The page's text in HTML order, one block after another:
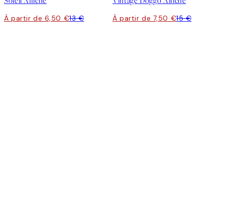
À partir de 6,50 €13 € À partir de 7,50 €15 €